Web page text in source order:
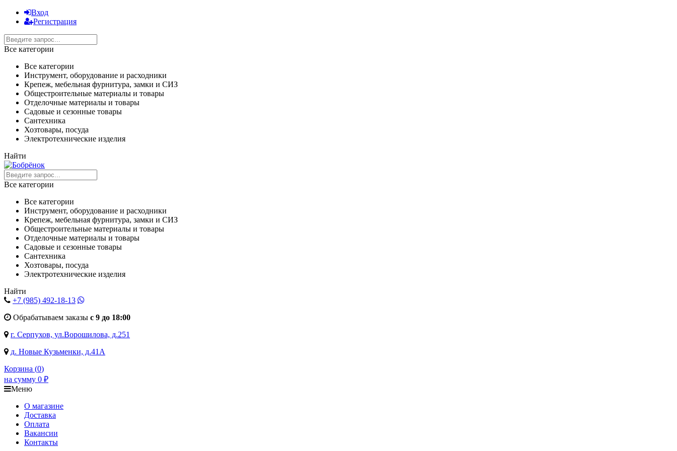
Вход
Регистрация
Все категории
Все категории
Инструмент, оборудование и расходники
Крепеж, мебельная фурнитура, замки и СИЗ
Общестроительные материалы и товары
Отделочные материалы и товары
Садовые и сезонные товары
Сантехника
Хозтовары, посуда
Электротехнические изделия
Найти
Все категории
Все категории
Инструмент, оборудование и расходники
Крепеж, мебельная фурнитура, замки и СИЗ
Общестроительные материалы и товары
Отделочные материалы и товары
Садовые и сезонные товары
Сантехника
Хозтовары, посуда
Электротехнические изделия
Найти
+7 (985) 492-18-13
Обрабатываем заказы с 9 до 18:00
г. Серпухов, ул.Ворошилова, д.251
д. Новые Кузьменки, д.41А
Корзина (0)
на сумму 0 ₽
Меню
О магазине
Доставка
Оплата
Вакансии
Контакты